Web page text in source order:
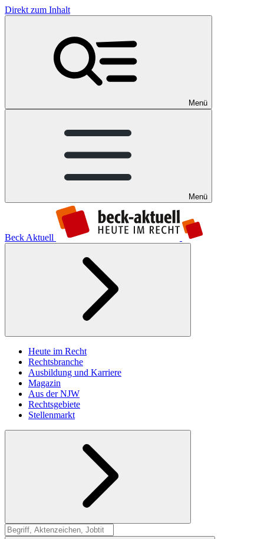
Direkt zum Inhalt
Menü
Menü
Beck Aktuell
Heute im Recht
Rechtsbranche
Ausbildung und Karriere
Magazin
Aus der NJW
Rechtsgebiete
Stellenmarkt
Suche